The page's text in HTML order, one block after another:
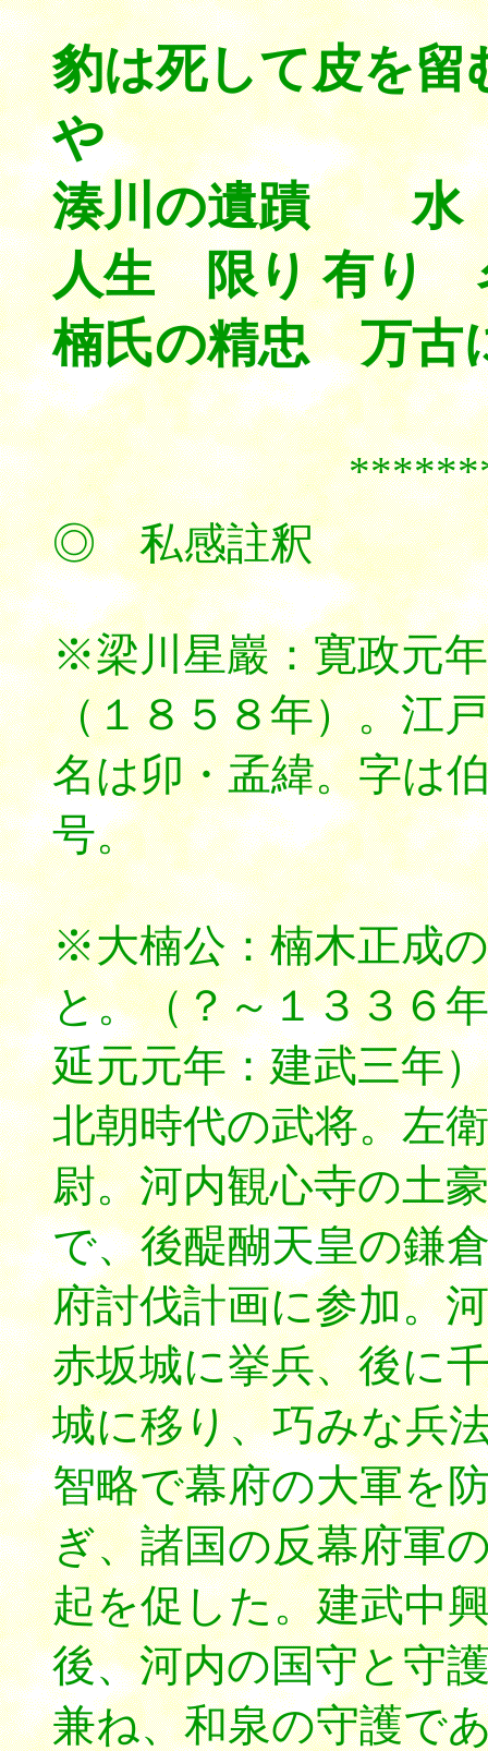
豹は死して皮
や
湊川の遺蹟 水
人生 限り 有り
楠氏の精忠 万
◎ 私感註釈
※梁川星巖：寛政元
（１８５８年）。江
名は卯・孟緯。字は
号。
※大楠公：楠木正成
と。（？～１３３６
延元元年：建武三年
北朝時代の武将。左
尉。河内観心寺の土豪
で、後醍醐天皇の鎌
府討伐計画に参加。
赤坂城に挙兵、後に
城に移り、巧みな兵
智略で幕府の大軍を
ぎ、諸国の反幕府軍
起を促した。建武中
後、河内の国守と守
兼ね、和泉の守護で